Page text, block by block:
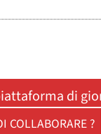
di
COLLABORARE ?